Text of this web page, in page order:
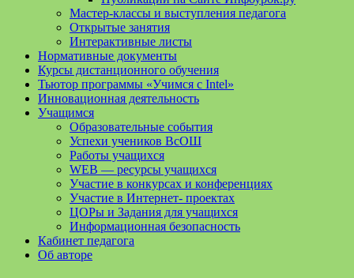
Мастер-классы и выступления педагога
Открытые занятия
Интерактивные листы
Нормативные документы
Курсы дистанционного обучения
Тьютор программы «Учимся с Intel»
Инновационная деятельность
Учащимся
Образовательные события
Успехи учеников ВсОШ
Работы учащихся
WEB — ресурсы учащихся
Участие в конкурсах и конференциях
Участие в Интернет- проектах
ЦОРы и Задания для учащихся
Информационная безопасность
Кабинет педагога
Об авторе